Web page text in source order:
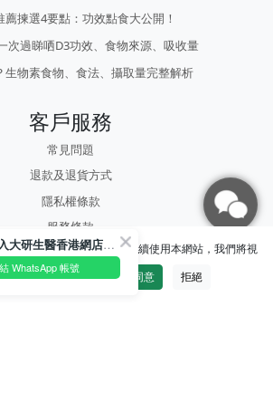
揀選4要點：功效點食大公開！
次過睇哂D3功效、食物來源、吸收量
生物素食物、食法、攝取量完整解析
客戶服務
常見問題
退款及退貨方式
隱私權條款
服務條款
聯繫我們
更優質的使用體驗，若您繼續使用本網站，我們將視
解我們的隱私權政策 同意 拒絕
立即加入大研生醫香港網店WhatsApp CS谷 即抽購物金高達$75！🎁
WhatsApp 帳號